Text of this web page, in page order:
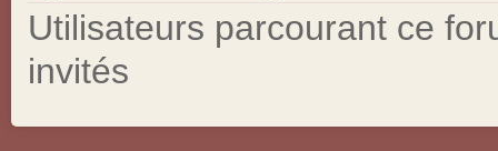
Utilisateurs parcourant ce
invités